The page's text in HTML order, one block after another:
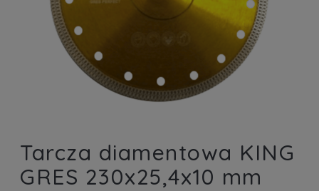
Tarcza diamentowa KING
GRES 230x25,4x10 mm